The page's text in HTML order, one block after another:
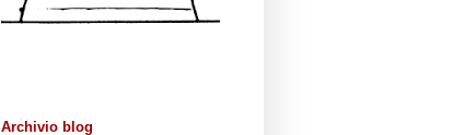
Archivio blog